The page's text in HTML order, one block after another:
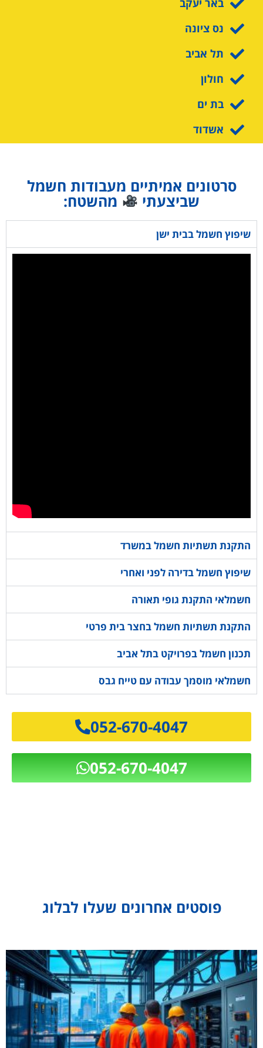
באר יעקב
נס ציונה
תל אביב
חולון
בת ים
אשדוד
סרטונים אמיתיים מעבודות חשמל
שביצעתי מהשטח:
שיפוץ חשמל בבית ישן
התקנת תשתיות חשמל במשרד
שיפוץ חשמל בדירה לפני ואחרי
חשמלאי התקנת גופי תאורה
התקנת תשתיות חשמל בחצר בית פרטי
תכנון חשמל בפרויקט בתל אביב
חשמלאי מוסמך עבודה עם טייח גבס
052-670-4047
052-670-4047
פוסטים אחרונים שעלו לבלוג